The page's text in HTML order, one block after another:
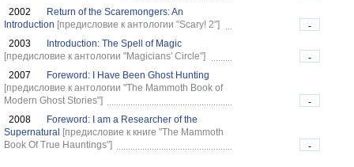
2002
Return of the Scaremongers: An
Introduction [предисловие к антологии "Scary! 2"]
-
2003
Introduction: The Spell of Magic
[предисловие к антологии "Magicians' Circle"]
-
2007
Foreword: I Have Been Ghost Hunting
[предисловие к антологии "The Mammoth Book of
Modern Ghost Stories"]
-
2008
Foreword: I am a Researcher of the
Supernatural [предисловие к книге "The Mammoth
Book Of True Hauntings"]
-